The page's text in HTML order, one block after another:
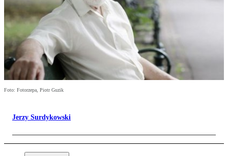
Foto: Fotorzepa, Piotr Guzik
Jerzy Surdykowski